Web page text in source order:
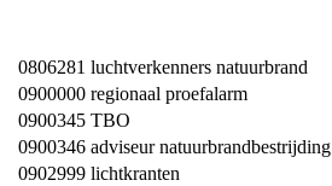
0806281 luchtverkenners natuurbrand
0900000 regionaal proefalarm
0900345 TBO
0900346 adviseur natuurbrandbestrijding
0902999 lichtkranten